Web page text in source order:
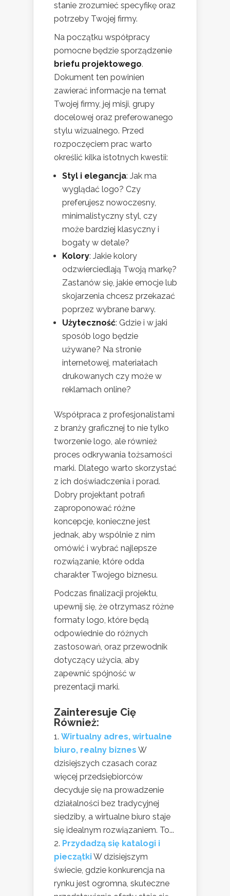
stanie zrozumieć specyfikę oraz
potrzeby Twojej firmy.
Na początku współpracy
pomocne będzie sporządzenie
briefu projektowego.
Dokument ten powinien
zawierać informacje na temat
Twojej firmy, jej misji, grupy
docelowej oraz preferowanego
stylu wizualnego. Przed
rozpoczęciem prac warto
określić kilka istotnych kwestii:
Styl i elegancja: Jak ma
wyglądać logo? Czy
preferujesz nowoczesny,
minimalistyczny styl, czy
może bardziej klasyczny i
bogaty w detale?
Kolory: Jakie kolory
odzwierciedlają Twoją markę?
Zastanów się, jakie emocje lub
skojarzenia chcesz przekazać
poprzez wybrane barwy.
Użyteczność: Gdzie i w jaki
sposób logo będzie
używane? Na stronie
internetowej, materiałach
drukowanych czy może w
reklamach online?
Współpraca z profesjonalistami
z branży graficznej to nie tylko
tworzenie logo, ale również
proces odkrywania tożsamości
marki. Dlatego warto skorzystać
z ich doświadczenia i porad.
Dobry projektant potrafi
zaproponować różne
koncepcje, konieczne jest
jednak, aby wspólnie z nim
omówić i wybrać najlepsze
rozwiązanie, które odda
charakter Twojego biznesu.
Podczas finalizacji projektu,
upewnij się, że otrzymasz różne
formaty logo, które będą
odpowiednie do różnych
zastosowań, oraz przewodnik
dotyczący użycia, aby
zapewnić spójność w
prezentacji marki.
Zainteresuje Cię
Również:
Wirtualny adres, wirtualne
biuro, realny biznes W
dzisiejszych czasach coraz
więcej przedsiębiorców
decyduje się na prowadzenie
działalności bez tradycyjnej
siedziby, a wirtualne biuro staje
się idealnym rozwiązaniem. To...
Przydadzą się katalogi i
pieczątkiW dzisiejszym
świecie, gdzie konkurencja na
rynku jest ogromna, skuteczne